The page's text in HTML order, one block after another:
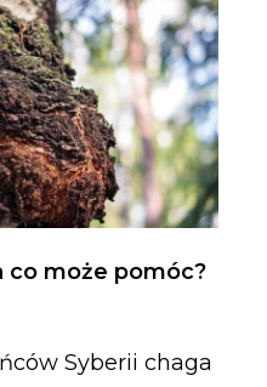
co może pomóc?
Syberii chaga